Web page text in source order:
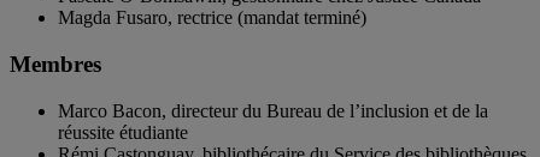
Magda Fusaro, rectrice (mandat terminé)
Membres
Marco Bacon, directeur du Bureau de l’inclusion et de la
réussite étudiante